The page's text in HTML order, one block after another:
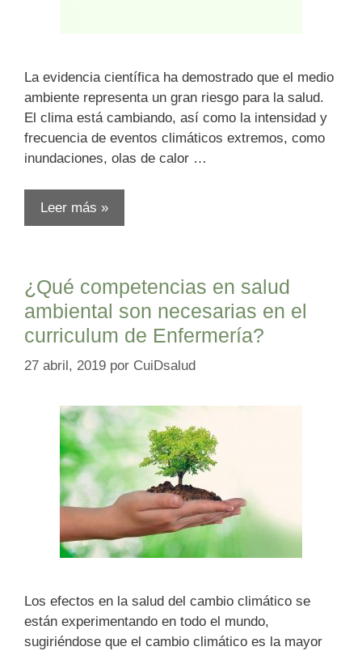
La evidencia científica ha demostrado que el medio
ambiente representa un gran riesgo para la salud.
El clima está cambiando, así como la intensidad y
frecuencia de eventos climáticos extremos, como
inundaciones, olas de calor …
Leer más »
¿Qué competencias en salud
ambiental son necesarias en el
curriculum de Enfermería?
27 abril, 2019 por CuiDsalud
Los efectos en la salud del cambio climático se
están experimentando en todo el mundo,
sugiriéndose que el cambio climático es la mayor